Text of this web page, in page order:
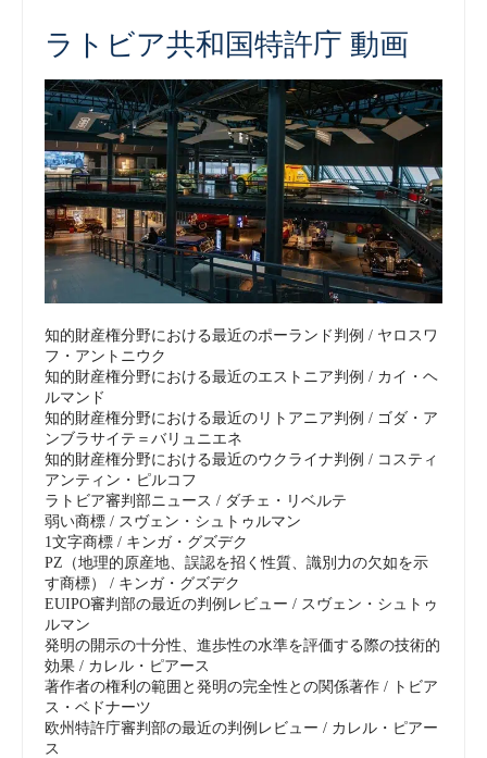
ラトビア共和国特許庁 動画
知的財産権分野に​​おける最近のポーランド判例 / ヤロスワ
フ・アントニウク
知的財産権分野に​​おける最近のエストニア判例 / カイ・ヘ
ルマンド
知的財産権分野に​​おける最近のリトアニア判例 / ゴダ・ア
ンブラサイテ＝バリュニエネ
知的財産権分野に​​おける最近のウクライナ判例 / コスティ
アンティン・ピルコフ
ラトビア審判部ニュース / ダチェ・リベルテ
弱い商標 / スヴェン・シュトゥルマン
1文字商標 / キンガ・グズデク
PZ（地理的原産地、誤認を招く性質、識別力の欠如を示
す商標） / キンガ・グズデク
EUIPO審判部の最近の判例レビュー / スヴェン・シュトゥ
ルマン
発明の開示の十分性、進歩性の水準を評価する際の技術的
効果 / カレル・ピアース
著作者の権利の範囲と発明の完全性との関係著作 / トビア
ス・ベドナーツ
欧州特許庁審判部の最近の判例レビュー / カレル・ピアー
ス